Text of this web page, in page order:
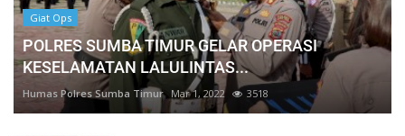
Giat Ops
POLRES SUMBA TIMUR GELAR OPERASI
KESELAMATAN LALULINTAS...
Humas Polres Sumba Timur Mar 1, 2022 3518